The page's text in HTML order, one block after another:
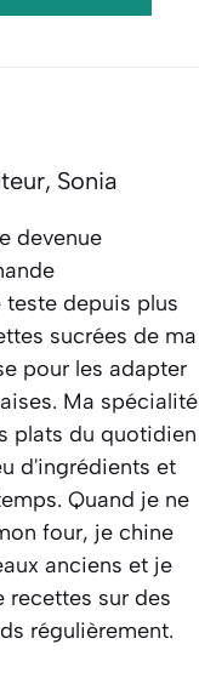
Sonia
devenue
depuis plus
sucrées de ma
pour les adapter
Ma spécialité
plats du quotidien
d'ingrédients et
Quand je ne
four, je chine
anciens et je
recettes sur des
régulièrement.